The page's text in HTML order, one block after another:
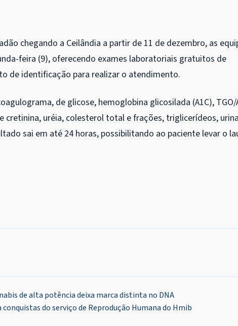
chegando a Ceilândia a partir de 11 de dezembro, as
feira (9), oferecendo exames laboratoriais gratuitos de
de identificação para realizar o atendimento.
de glicose, hemoglobina glicosilada (A1C), TGO/
cretinina, uréia, colesterol total e frações, triglicerídeos,
sai em até 24 horas, possibilitando ao paciente levar o
de alta potência deixa marca distinta no DNA
conquistas do serviço de Reprodução Humana do Hmib